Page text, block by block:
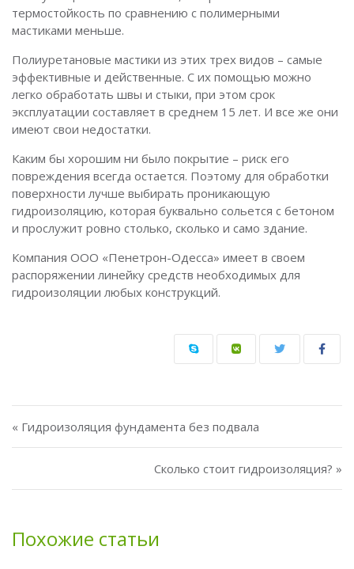
термостойкость по сравнению с полимерными
мастиками меньше.
Полиуретановые мастики из этих трех видов – самые
эффективные и действенные. С их помощью можно
легко обработать швы и стыки, при этом срок
эксплуатации составляет в среднем 15 лет. И все же они
имеют свои недостатки.
Каким бы хорошим ни было покрытие – риск его
повреждения всегда остается. Поэтому для обработки
поверхности лучше выбирать проникающую
гидроизоляцию, которая буквально сольется с бетоном
и прослужит ровно столько, сколько и само здание.
Компания ООО «Пенетрон-Одесса» имеет в своем
распоряжении линейку средств необходимых для
гидроизоляции любых конструкций.
« Гидроизоляция фундамента без подвала
Сколько стоит гидроизоляция? »
Похожие статьи